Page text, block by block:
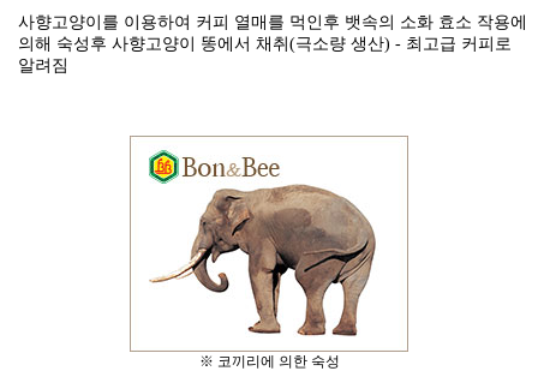
사향고양이를 이용하여 커피 열매를 먹인후 뱃속의 소화 효소 작용에
의해 숙성후 사향고양이 똥에서 채취(극소량 생산) - 최고급 커피로
알려짐
※ 코끼리에 의한 숙성